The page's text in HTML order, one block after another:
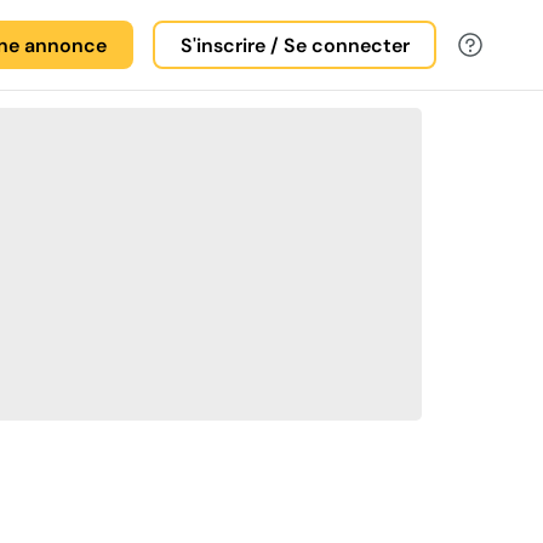
annonce S'inscrire / Se connecter